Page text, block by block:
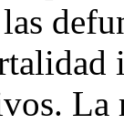
La